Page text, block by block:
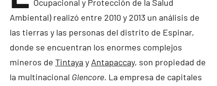
Ocupacional y Protección de la Salud
Ambiental) realizó entre 2010 y 2013 un análisis de
las tierras y las personas del distrito de Espinar,
donde se encuentran los enormes complejos
mineros de Tintaya y Antapaccay, son propiedad de
la multinacional Glencore. La empresa de capitales